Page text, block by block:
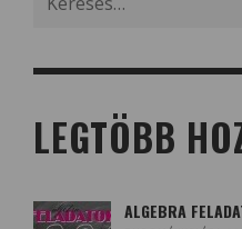
LEGTÖBB
ALGEBRA